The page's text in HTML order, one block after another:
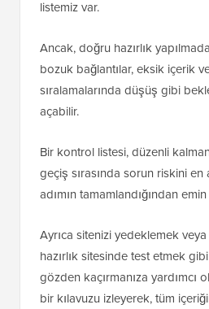
listemiz var.
Ancak, doğru hazırlık
bozuk bağlantılar, eksik içerik
sıralamalarında düşüş gibi
açabilir.
Bir kontrol listesi, düzenli
geçiş sırasında sorun riskini
adımın tamamlandığından
Ayrıca sitenizi yedeklemek
hazırlık sitesinde test etmek
gözden kaçırmanıza yardımcı
bir kılavuzu izleyerek, tüm